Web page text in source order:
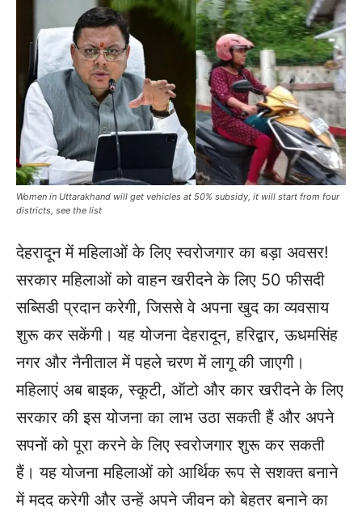
Women in Uttarakhand will get vehicles at 50% subsidy, it will start from four
districts, see the list
देहरादून में महिलाओं के लिए स्वरोजगार का बड़ा अवसर!
सरकार महिलाओं को वाहन खरीदने के लिए 50 फीसदी
सब्सिडी प्रदान करेगी, जिससे वे अपना खुद का व्यवसाय
शुरू कर सकेंगी। यह योजना देहरादून, हरिद्वार, ऊधमसिंह
नगर और नैनीताल में पहले चरण में लागू की जाएगी।
महिलाएं अब बाइक, स्कूटी, ऑटो और कार खरीदने के लिए
सरकार की इस योजना का लाभ उठा सकती हैं और अपने
सपनों को पूरा करने के लिए स्वरोजगार शुरू कर सकती
हैं। यह योजना महिलाओं को आर्थिक रूप से सशक्त बनाने
में मदद करेगी और उन्हें अपने जीवन को बेहतर बनाने का